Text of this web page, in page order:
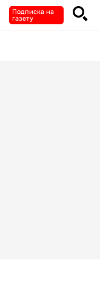
Подписка на
газету